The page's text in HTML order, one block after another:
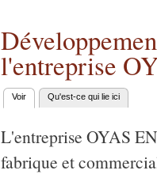
l'entreprise
Onglets principaux
Voir (onglet actif)
Qu'est-ce qui lie ici
L'entreprise OYAS
fabrique et